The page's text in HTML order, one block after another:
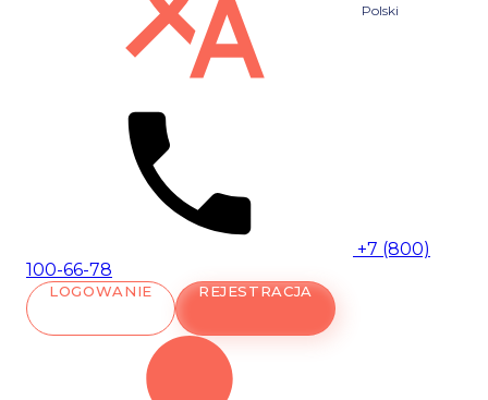
Polski
+7 (800)
100-66-78
LOGOWANIE REJESTRACJA